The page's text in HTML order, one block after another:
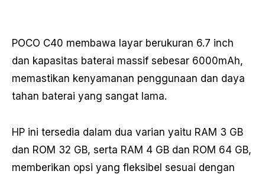
POCO C40 membawa layar berukuran 6.7 inch
dan kapasitas baterai massif sebesar 6000mAh,
memastikan kenyamanan penggunaan dan daya
tahan baterai yang sangat lama.
HP ini tersedia dalam dua varian yaitu RAM 3 GB
dan ROM 32 GB, serta RAM 4 GB dan ROM 64 GB,
memberikan opsi yang fleksibel sesuai dengan